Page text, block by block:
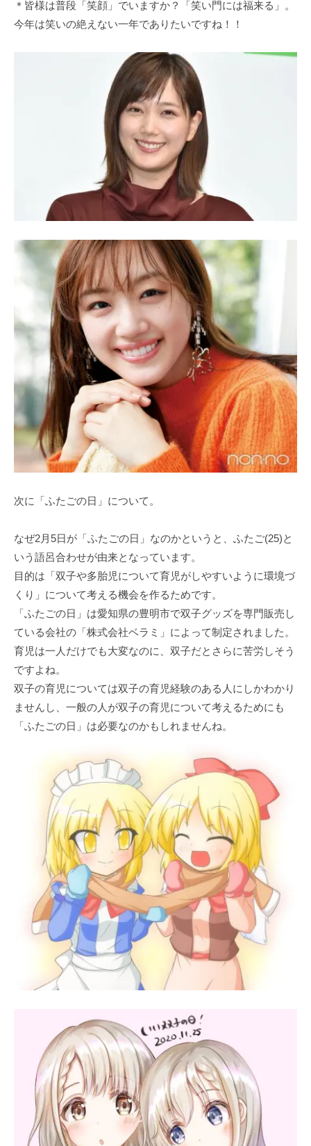
＊皆様は普段「笑顔」でいますか？「笑い門には福来る」。
今年は笑いの絶えない一年でありたいですね！！
次に「ふたごの日」について。
なぜ2月5日が「ふたごの日」なのかというと、ふたご(25)と
いう語呂合わせが由来となっています。
目的は「双子や多胎児について育児がしやすいように環境づ
くり」について考える機会を作るためです。
「ふたごの日」は愛知県の豊明市で双子グッズを専門販売し
ている会社の「株式会社ベラミ」によって制定されました。
育児は一人だけでも大変なのに、双子だとさらに苦労しそう
ですよね。
双子の育児については双子の育児経験のある人にしかわかり
ませんし、一般の人が双子の育児について考えるためにも
「ふたごの日」は必要なのかもしれませんね。